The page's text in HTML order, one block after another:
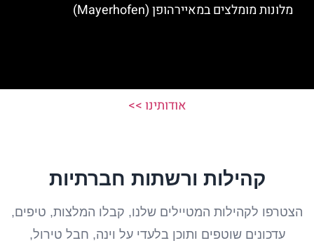
מלונות מומלצים במאיירהופן (Mayerhofen)
אודותינו >>
קהילות ורשתות חברתיות
הצטרפו לקהילות המטיילים שלנו, קבלו המלצות, טיפים,
עדכונים שוטפים ותוכן בלעדי על וינה, חבל טירול,